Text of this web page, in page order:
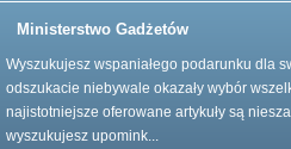
Ministerstwo Gadżetów
Wyszukujesz wspaniałego podarunku dla
odszukacie niebywale okazały wybór
najistotniejsze oferowane artykuły są
wyszukujesz upomink...